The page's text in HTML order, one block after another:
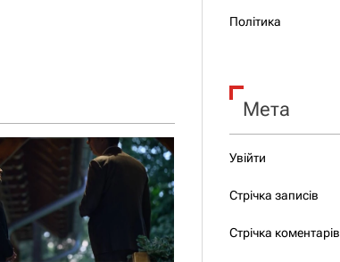
Політика
Мета
Увійти
Стрічка записів
Стрічка коментарів